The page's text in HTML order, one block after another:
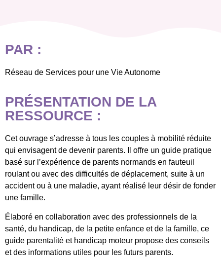
PAR :
Réseau de Services pour une Vie Autonome
PRÉSENTATION DE LA
RESSOURCE :
Cet ouvrage s’adresse à tous les couples à mobilité réduite
qui envisagent de devenir parents. Il offre un guide pratique
basé sur l’expérience de parents normands en fauteuil
roulant ou avec des difficultés de déplacement, suite à un
accident ou à une maladie, ayant réalisé leur désir de fonder
une famille.
Élaboré en collaboration avec des professionnels de la
santé, du handicap, de la petite enfance et de la famille, ce
guide parentalité et handicap moteur propose des conseils
et des informations utiles pour les futurs parents.